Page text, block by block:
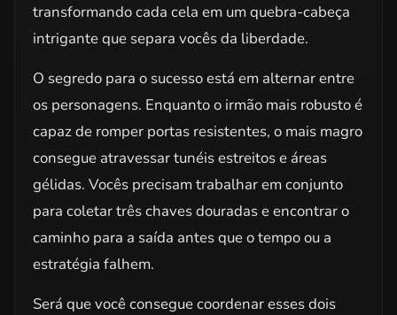
transformando cada cela em um quebra-cabeça
intrigante que separa vocês da liberdade.
O segredo para o sucesso está em alternar entre
os personagens. Enquanto o irmão mais robusto é
capaz de romper portas resistentes, o mais magro
consegue atravessar tunéis estreitos e áreas
gélidas. Vocês precisam trabalhar em conjunto
para coletar três chaves douradas e encontrar o
caminho para a saída antes que o tempo ou a
estratégia falhem.
Será que você consegue coordenar esses dois